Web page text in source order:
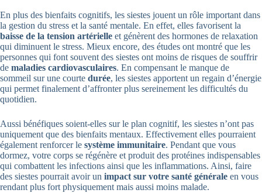
En plus des bienfaits cognitifs, les siestes jouent un rôle important dans
la gestion du stress et la santé mentale. En effet, elles favorisent la
baisse de la tension artérielle et génèrent des hormones de relaxation
qui diminuent le stress. Mieux encore, des études ont montré que les
personnes qui font souvent des siestes ont moins de risques de souffrir
de maladies cardiovasculaires. En compensant le manque de
sommeil sur une courte durée, les siestes apportent un regain d’énergie
qui permet finalement d’affronter plus sereinement les difficultés du
quotidien.
Aussi bénéfiques soient-elles sur le plan cognitif, les siestes n’ont pas
uniquement que des bienfaits mentaux. Effectivement elles pourraient
également renforcer le système immunitaire. Pendant que vous
dormez, votre corps se régénère et produit des protéines indispensables
qui combattent les infections ainsi que les inflammations. Ainsi, faire
des siestes pourrait avoir un impact sur votre santé générale en vous
rendant plus fort physiquement mais aussi moins malade.